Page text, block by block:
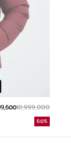
18,999,000
60%